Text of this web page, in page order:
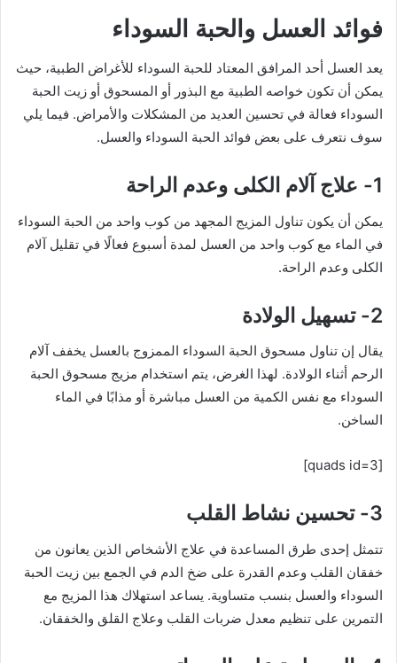
فوائد العسل والحبة السوداء
يعد العسل أحد المرافق المعتاد للحبة السوداء للأغراض الطبية، حيث
يمكن أن تكون خواصه الطبية مع البذور أو المسحوق أو زيت الحبة
السوداء فعالة في تحسين العديد من المشكلات والأمراض. فيما يلي
سوف نتعرف على بعض فوائد الحبة السوداء والعسل.
1- علاج آلام الكلى وعدم الراحة
يمكن أن يكون تناول المزيج المجهد من كوب واحد من الحبة السوداء
في الماء مع كوب واحد من العسل لمدة أسبوع فعالًا في تقليل آلام
الكلى وعدم الراحة.
2- تسهيل الولادة
يقال إن تناول مسحوق الحبة السوداء الممزوج بالعسل يخفف آلام
الرحم أثناء الولادة. لهذا الغرض، يتم استخدام مزيج مسحوق الحبة
السوداء مع نفس الكمية من العسل مباشرة أو مذابًا في الماء
الساخن.
[quads id=3]
3- تحسين نشاط القلب
تتمثل إحدى طرق المساعدة في علاج الأشخاص الذين يعانون من
خفقان القلب وعدم القدرة على ضخ الدم في الجمع بين زيت الحبة
السوداء والعسل بنسب متساوية. يساعد استهلاك هذا المزيج مع
التمرين على تنظيم معدل ضربات القلب وعلاج القلق والخفقان.